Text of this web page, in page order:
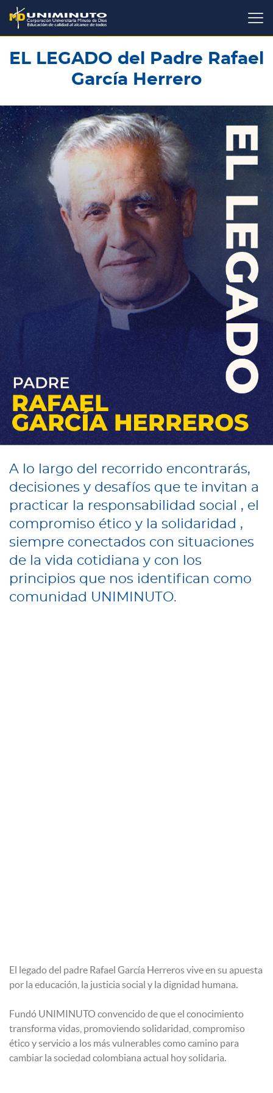
Pasar
contenido
principal
EL LEGADO del Padre Rafael
García Herrero
A lo largo del recorrido encontrarás,
decisiones y desafíos que te invitan a
practicar la responsabilidad social , el
compromiso ético y la solidaridad ,
siempre conectados con situaciones
de la vida cotidiana y con los
principios que nos identifican como
comunidad UNIMINUTO.
El legado del padre Rafael García Herreros vive en su apuesta
por la educación, la justicia social y la dignidad humana.
Fundó UNIMINUTO convencido de que el conocimiento
transforma vidas, promoviendo solidaridad, compromiso
ético y servicio a los más vulnerables como camino para
cambiar la sociedad colombiana actual hoy solidaria.